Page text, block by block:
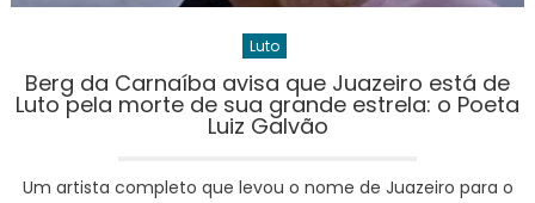
Luto
Berg da Carnaíba avisa que Juazeiro está de
Luto pela morte de sua grande estrela: o Poeta
Luiz Galvão
Um artista completo que levou o nome de Juazeiro para o